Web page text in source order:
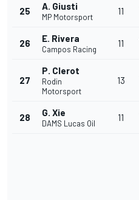
25 A. Giusti
MP Motorsport
11
26 E. Rivera
Campos Racing
11
27
P. Clerot
Rodin
Motorsport
13
28 G. Xie
DAMS Lucas Oil
11